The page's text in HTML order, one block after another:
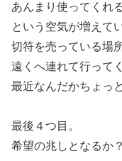
あんまり使ってくれ
という空気が増えて
切符を売っている場
遠くへ連れて行って
最近なんだかちょっ
最後４つ目。
希望の兆しとなるか？